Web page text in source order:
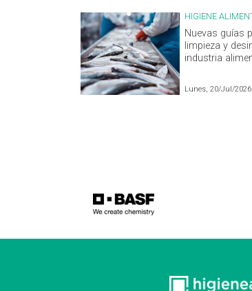
HIGIENE
Nuevas guías
limpieza y
industria
Lunes, 20/Jul/2026